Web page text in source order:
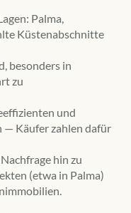
Palma,
Küstenabschnitte
besonders in
zu
und
— Käufer zahlen dafür
hin zu
(etwa in Palma)